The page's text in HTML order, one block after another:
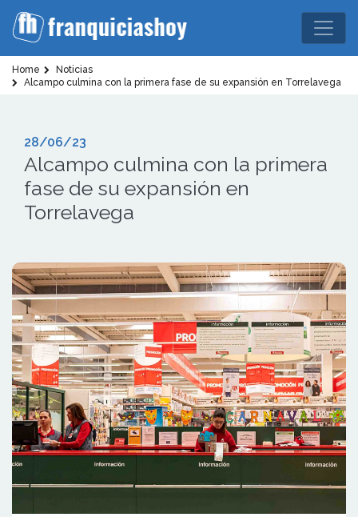
Home
Noticias
Alcampo culmina con la primera fase de su expansión en Torrelavega
28/06/23
Alcampo culmina con la primera
fase de su expansión en
Torrelavega